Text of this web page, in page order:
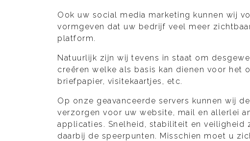
Ook uw social media marketing kunnen wij
vormgeven dat uw bedrijf veel meer
platform.
Natuurlijk zijn wij tevens in staat om
creëren welke als basis kan dienen voor het
briefpapier, visitekaartjes, etc.
Op onze geavanceerde servers kunnen wij
verzorgen voor uw website, mail en allerlei
applicaties. Snelheid, stabiliteit en veiligheid
daarbij de speerpunten. Misschien moet u